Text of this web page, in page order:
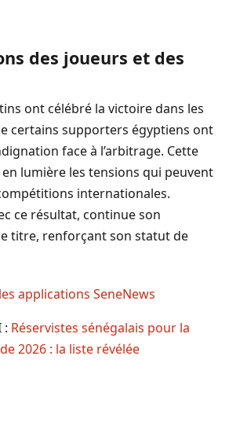
des joueurs et des
ont célébré la victoire dans les
certains supporters égyptiens ont
face à l’arbitrage. Cette
lumière les tensions qui peuvent
internationales.
ce résultat, continue son
titre, renforçant son statut de
: Réservistes sénégalais pour la
2026 : la liste révélée